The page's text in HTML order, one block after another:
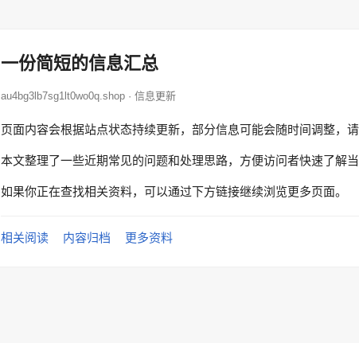
一份简短的信息汇总
au4bg3lb7sg1lt0wo0q.shop · 信息更新
页面内容会根据站点状态持续更新，部分信息可能会随时间调整，请
本文整理了一些近期常见的问题和处理思路，方便访问者快速了解当
如果你正在查找相关资料，可以通过下方链接继续浏览更多页面。
相关阅读 内容归档 更多资料